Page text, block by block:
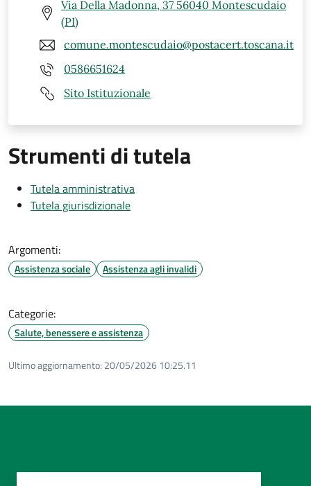
Via Della Madonna, 37 56040 Montescudaio
(PI)
comune.montescudaio@postacert.toscana.it
0586651624
Sito Istituzionale
Strumenti di tutela
Tutela amministrativa
Tutela giurisdizionale
Argomenti:
Assistenza sociale Assistenza agli invalidi
Categorie:
Salute, benessere e assistenza
Ultimo aggiornamento: 20/05/2026 10:25.11